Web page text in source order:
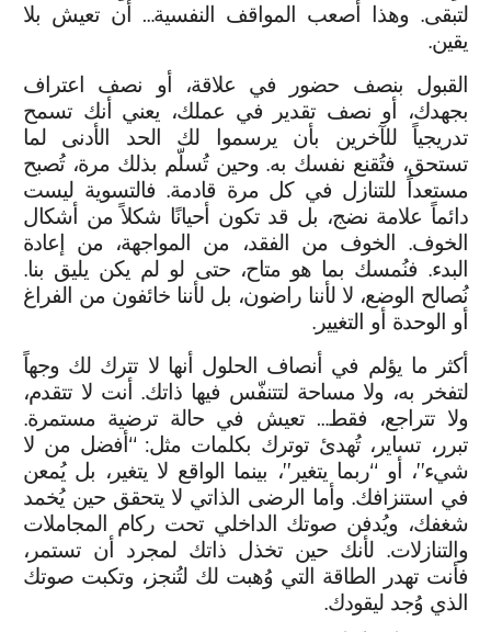
لتبقى. وهذا أصعب المواقف النفسية… أن تعيش بلا
يقين.
القبول بنصف حضور في علاقة، أو نصف اعتراف
بجهدك، أو نصف تقدير في عملك، يعني أنك تسمح
تدريجياً للآخرين بأن يرسموا لك الحد الأدنى لما
تستحق، فتُقنع نفسك به. وحين تُسلّم بذلك مرة، تُصبح
مستعداً للتنازل في كل مرة قادمة. فالتسوية ليست
دائماً علامة نضج، بل قد تكون أحيانًا شكلاً من أشكال
الخوف. الخوف من الفقد، من المواجهة، من إعادة
البدء. فنُمسك بما هو متاح، حتى لو لم يكن يليق بنا.
نُصالح الوضع، لا لأننا راضون، بل لأننا خائفون من الفراغ
أو الوحدة أو التغيير.
أكثر ما يؤلم في أنصاف الحلول أنها لا تترك لك وجهاً
لتفخر به، ولا مساحة لتتنفّس فيها ذاتك. أنت لا تتقدم،
ولا تتراجع، فقط… تعيش في حالة ترضية مستمرة.
تبرر، تساير، تُهدئ توترك بكلمات مثل: “أفضل من لا
شيء”، أو “ربما يتغير”، بينما الواقع لا يتغير، بل يُمعن
في استنزافك. وأما الرضى الذاتي لا يتحقق حين يُخمد
شغفك، ويُدفن صوتك الداخلي تحت ركام المجاملات
والتنازلات. لأنك حين تخذل ذاتك لمجرد أن تستمر،
فأنت تهدر الطاقة التي وُهبت لك لتُنجز، وتكبت صوتك
الذي وُجد ليقودك.